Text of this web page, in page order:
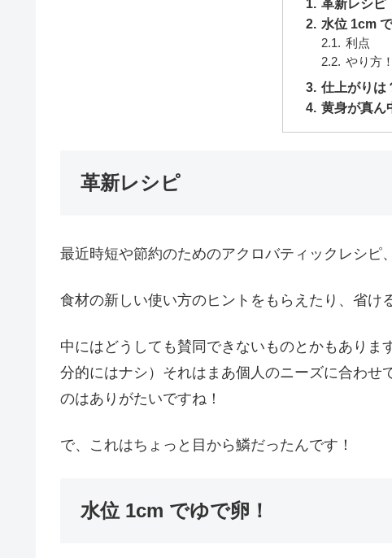
革新レシピ
水位 1cm
利点
やり方！
仕上がりは
黄身が真ん
革新レシピ
最近時短や節約のためのアクロバティックレシピ
食材の新しい使い方のヒントをもらえたり、省け
中にはどうしても賛同できないものとかもありま
分的にはナシ）それはまあ個人のニーズに合わせ
のはありがたいですね！
で、これはちょっと目から鱗だったんです！
水位 1cm でゆで卵！